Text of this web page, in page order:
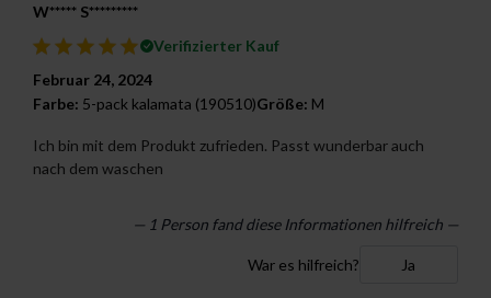
W***** S*********
Verifizierter Kauf
Februar 24, 2024
Farbe: 5-pack kalamata (190510)Größe: M
Ich bin mit dem Produkt zufrieden. Passt wunderbar auch
nach dem waschen
— 1 Person fand diese Informationen hilfreich —
War es hilfreich? Ja